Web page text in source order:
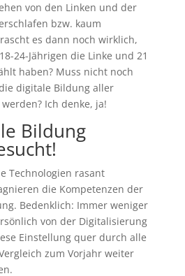
von den Linken und der
bzw. kaum
es dann noch wirklich,
24-Jährigen die Linke und 21
haben? Muss nicht noch
digitale Bildung aller
Ich denke, ja!
Bildung
Technologien rasant
die Kompetenzen der
Bedenklich: Immer weniger
von der Digitalisierung
Einstellung quer durch alle
zum Vorjahr weiter